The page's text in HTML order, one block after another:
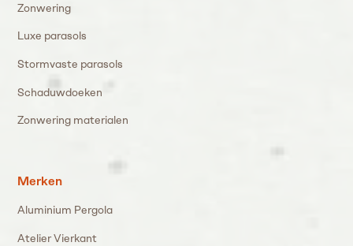
Merken
Aluminium Pergola
Atelier Vierkant
Zonwering
Luxe parasols
Stormvaste parasols
Schaduwdoeken
Zonwering materialen